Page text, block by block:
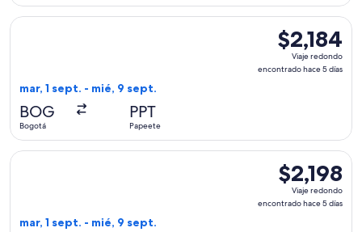
$2,184
Viaje
redondo,
$2,184
Viaje redondo
encontrado hace 5 días
mar, 1 sept. - mié, 9 sept.
BOG
Bogotá
PPT
Papeete
Seleccionar vuelo de United, con salida el mar, 1 sept.
$2,198
Viaje
redondo,
$2,198
Viaje redondo
encontrado hace 5 días
mar, 1 sept. - mié, 9 sept.
Seleccionar vuelo de United, con salida el mar, 1 sept.